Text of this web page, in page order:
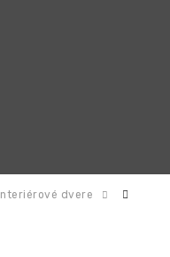
Interiérové dvere